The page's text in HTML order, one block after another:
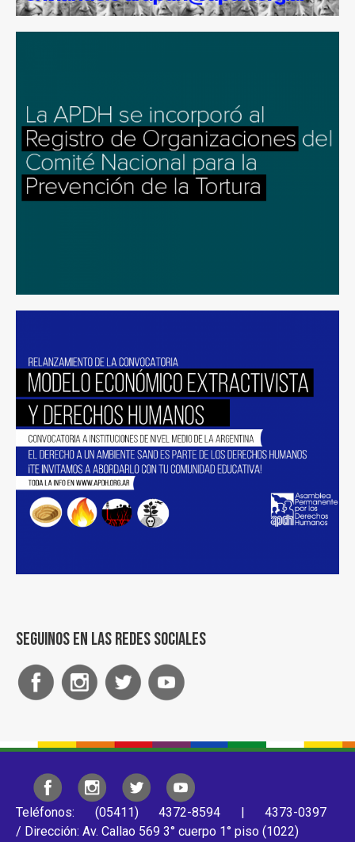
Seguinos en las redes sociales
Teléfonos: (05411) 4372-8594 | 4373-0397
/ Dirección: Av. Callao 569 3° cuerpo 1° piso (1022)